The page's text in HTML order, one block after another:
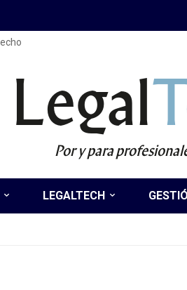
Legal
Por y para
LEGALTECH